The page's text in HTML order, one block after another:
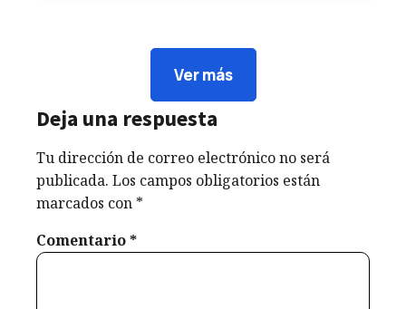
de las
semanas más
para millones
de personas
en el mundo:...
Quezada
años de
vida, y al
mirar hacia
atrás solo
puedo
Weldyn
Quezada
marzo 15,
una fecha
que nos
Ver más
Deja una respuesta
Tu dirección de correo electrónico no será
publicada. Los campos obligatorios están
marcados con *
Comentario*